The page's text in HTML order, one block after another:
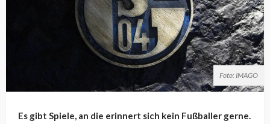
Foto: IMAGO
Es gibt Spiele, an die erinnert sich kein Fußballer gerne.